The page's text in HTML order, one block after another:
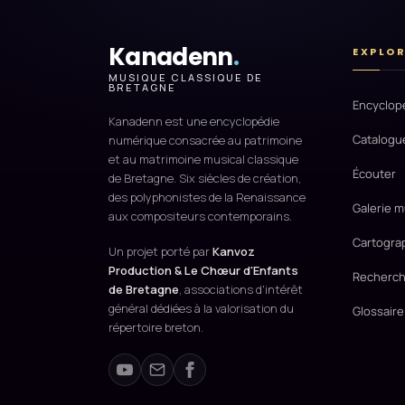
Kanadenn.
MUSIQUE CLASSIQUE DE
BRETAGNE
Kanadenn est une encyclopédie
numérique consacrée au patrimoine
et au matrimoine musical classique
de Bretagne. Six siècles de création,
des polyphonistes de la Renaissance
aux compositeurs contemporains.
Un projet porté parKanvoz
Production & Le Chœur d'Enfants
de Bretagne, associations d'intérêt
général dédiées à la valorisation du
répertoire breton.
Écouter
Galerie
Glossaire